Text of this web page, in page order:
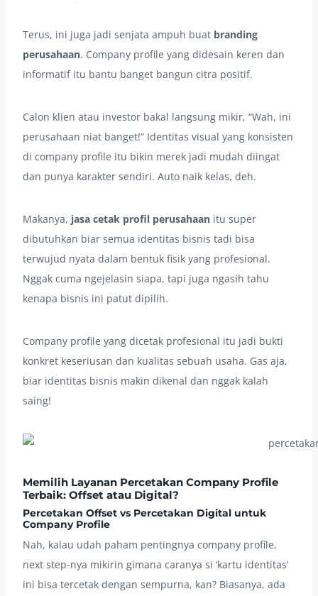
Terus, ini juga jadi senjata ampuh buat branding
perusahaan. Company profile yang didesain keren dan
informatif itu bantu banget bangun citra positif.
Calon klien atau investor bakal langsung mikir, “Wah, ini
perusahaan niat banget!” Identitas visual yang konsisten
di company profile itu bikin merek jadi mudah diingat
dan punya karakter sendiri. Auto naik kelas, deh.
Makanya, jasa cetak profil perusahaan itu super
dibutuhkan biar semua identitas bisnis tadi bisa
terwujud nyata dalam bentuk fisik yang profesional.
Nggak cuma ngejelasin siapa, tapi juga ngasih tahu
kenapa bisnis ini patut dipilih.
Company profile yang dicetak profesional itu jadi bukti
konkret keseriusan dan kualitas sebuah usaha. Gas aja,
biar identitas bisnis makin dikenal dan nggak kalah
saing!
Memilih Layanan Percetakan Company Profile
Terbaik: Offset atau Digital?
Percetakan Offset vs Percetakan Digital untuk
Company Profile
Nah, kalau udah paham pentingnya company profile,
next step-nya mikirin gimana caranya si ‘kartu identitas’
ini bisa tercetak dengan sempurna, kan? Biasanya, ada